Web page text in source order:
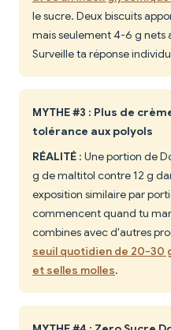
le sucre. Deux biscuits
mais seulement 4-6 g nets
Surveille ta réponse
MYTHE #3 : Plus de
tolérance aux polyols
RÉALITÉ : Une portion de
g de maltitol contre 12 g
exposition similaire par
commencent quand tu
combines avec d'autres
seuil quotidien de 20-30
et selles molles.